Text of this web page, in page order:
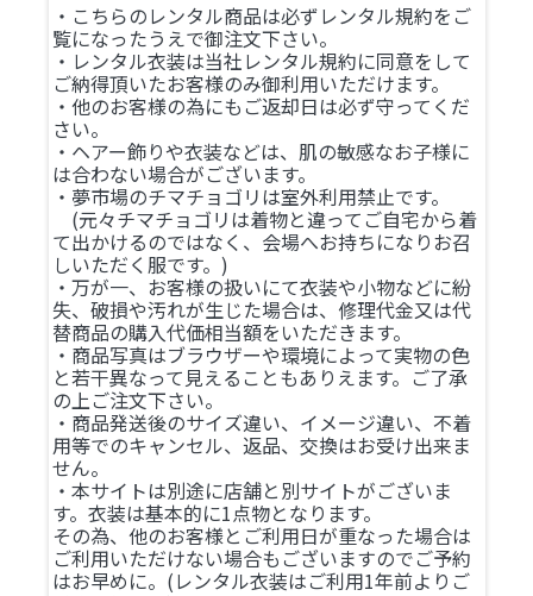
・こちらのレンタル商品は必ずレンタル規約をご
覧になったうえで御注文下さい。
・レンタル衣装は当社レンタル規約に同意をして
ご納得頂いたお客様のみ御利用いただけます。
・他のお客様の為にもご返却日は必ず守ってくだ
さい。
・ヘアー飾りや衣装などは、肌の敏感なお子様に
は合わない場合がございます。
・夢市場のチマチョゴリは室外利用禁止です。
(元々チマチョゴリは着物と違ってご自宅から着
て出かけるのではなく、会場へお持ちになりお召
しいただく服です。)
・万が一、お客様の扱いにて衣装や小物などに紛
失、破損や汚れが生じた場合は、修理代金又は代
替商品の購入代価相当額をいただきます。
・商品写真はブラウザーや環境によって実物の色
と若干異なって見えることもありえます。ご了承
の上ご注文下さい。
・商品発送後のサイズ違い、イメージ違い、不着
用等でのキャンセル、返品、交換はお受け出来ま
せん。
・本サイトは別途に店舗と別サイトがございま
す。衣装は基本的に1点物となります。
その為、他のお客様とご利用日が重なった場合は
ご利用いただけない場合もございますのでご予約
はお早めに。(レンタル衣装はご利用1年前よりご